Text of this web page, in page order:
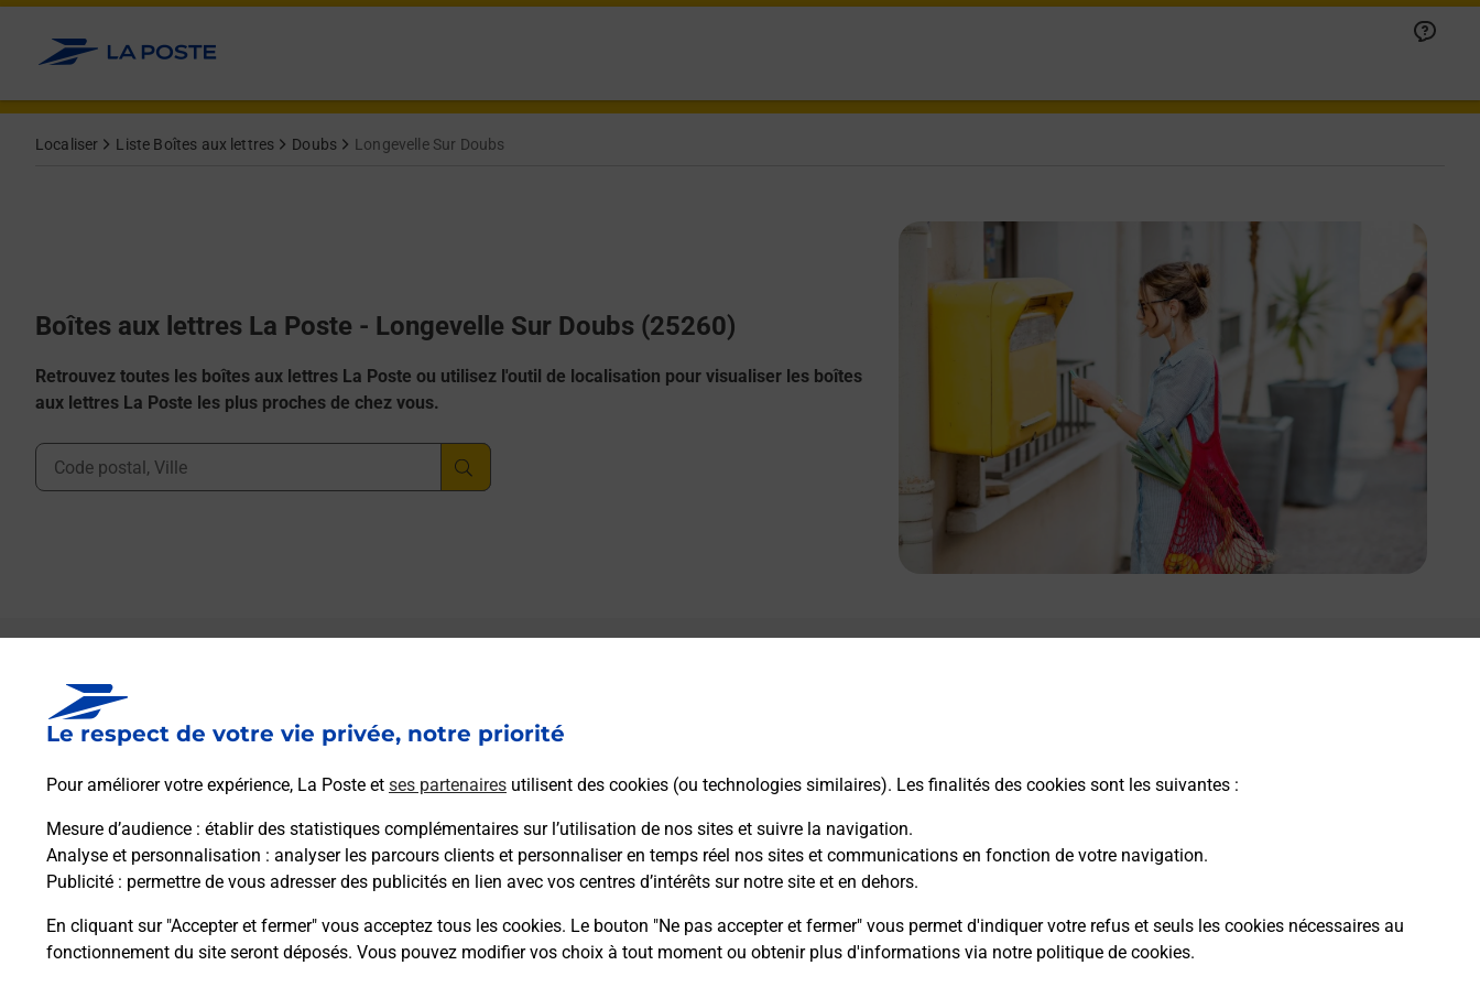
Le respect de votre vie privée, notre priorité
Pour améliorer votre expérience, La Poste et ses partenaires utilisent des cookies (ou technologies similaires). Les finalités des cookies sont les suivantes :
Mesure d’audience : établir des statistiques complémentaires sur l’utilisation de nos sites et suivre la navigation.
Analyse et personnalisation : analyser les parcours clients et personnaliser en temps réel nos sites et communications en fonction de votre navigation.
Publicité : permettre de vous adresser des publicités en lien avec vos centres d’intérêts sur notre site et en dehors.
En cliquant sur "Accepter et fermer" vous acceptez tous les cookies. Le bouton "Ne pas accepter et fermer" vous permet d'indiquer votre refus et seuls les cookies nécessaires au
fonctionnement du site seront déposés. Vous pouvez modifier vos choix à tout moment ou obtenir plus d'informations via notre politique de cookies.
Allez au contenu
Localiser Liste Boîtes aux lettres Doubs Longevelle Sur Doubs
Boîtes aux lettres La Poste - Longevelle Sur Doubs (25260)
Retrouvez toutes les boîtes aux lettres La Poste ou utilisez l'outil de localisation pour visualiser les boîtes
aux lettres La Poste les plus proches de chez vous.
Ville, Département, Code Postal
Boîte aux lettres La Poste
Prochaine collecte du courrier samedi à
25260 Longevelle Sur Doubs
Itinéraire
25260 Longevelle Sur Doubs